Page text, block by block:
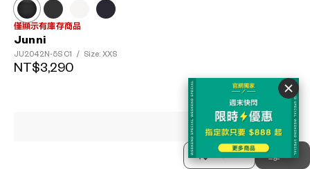
排序方式 分類
僅顯示有庫存商品
Junni
JU2042N-5S C1 / Size: XXS
NT$3,290